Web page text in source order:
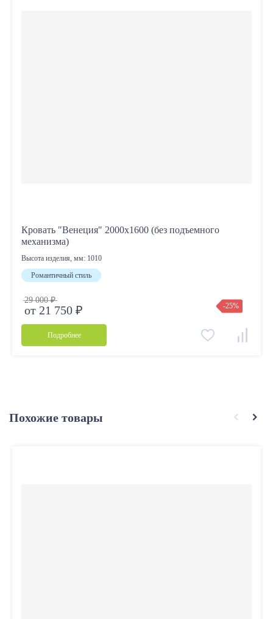
Кровать "Венеция" 2000х1600 (без подъемного
механизма)
Высота изделия, мм: 1010
Романтичный стиль
29 000 ₽
от 21 750 ₽ -25%
Подробнее
Похожие товары